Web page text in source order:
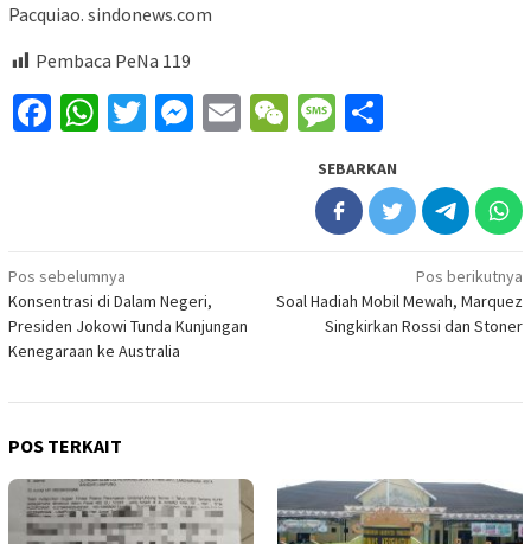
Pacquiao. sindonews.com
Pembaca PeNa 119
Facebook
WhatsApp
Twitter
Messenger
EmailWeChatMessage
SEBARKAN
Navigasi
pos
Pos sebelumnya
Konsentrasi di Dalam Negeri,
Presiden Jokowi Tunda Kunjungan
Kenegaraan ke Australia
Pos berikutnya
Soal Hadiah Mobil Mewah, Marquez
Singkirkan Rossi dan Stoner
POS TERKAIT